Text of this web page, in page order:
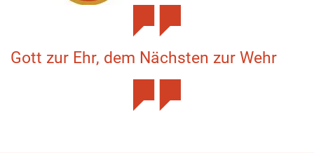
Gott zur Ehr, dem Nächsten zur Wehr